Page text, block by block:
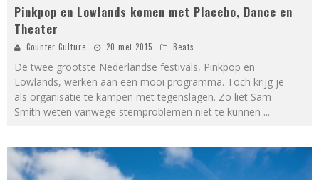
Pinkpop en Lowlands komen met Placebo, Dance en
Theater
Counter Culture 20 mei 2015 Beats
De twee grootste Nederlandse festivals, Pinkpop en
Lowlands, werken aan een mooi programma. Toch krijg je
als organisatie te kampen met tegenslagen. Zo liet Sam
Smith weten vanwege stemproblemen niet te kunnen ...